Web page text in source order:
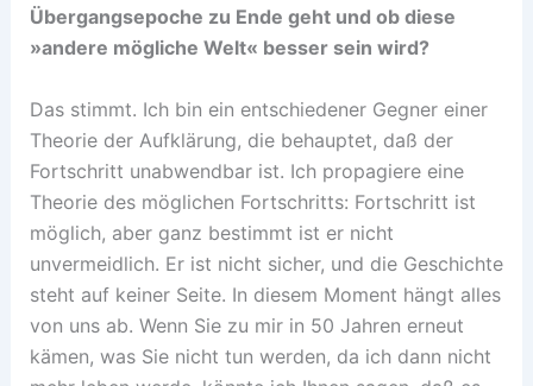
Übergangsepoche zu Ende geht und ob diese
»andere mögliche Welt« besser sein wird?
Das stimmt. Ich bin ein entschiedener Gegner einer
Theorie der Aufklärung, die behauptet, daß der
Fortschritt unabwendbar ist. Ich propagiere eine
Theorie des möglichen Fortschritts: Fortschritt ist
möglich, aber ganz bestimmt ist er nicht
unvermeidlich. Er ist nicht sicher, und die Geschichte
steht auf keiner Seite. In diesem Moment hängt alles
von uns ab. Wenn Sie zu mir in 50 Jahren erneut
kämen, was Sie nicht tun werden, da ich dann nicht